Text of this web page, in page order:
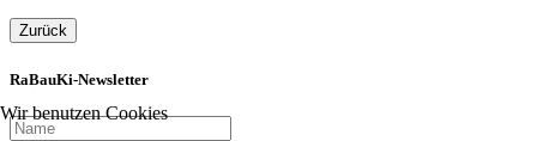
Zurück
RaBauKi-Newsletter
Wir benutzen Cookies